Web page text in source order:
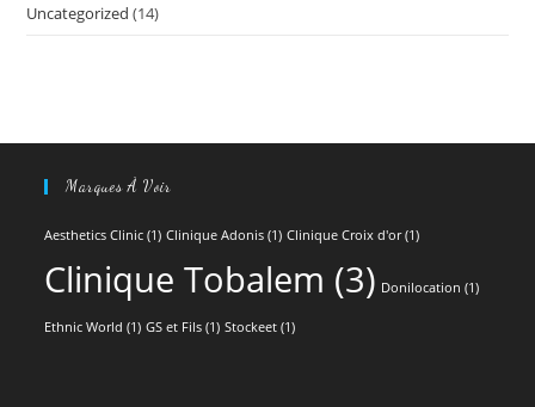
Uncategorized (14)
Marques À Voir
Aesthetics Clinic (1) Clinique Adonis (1) Clinique Croix d'or(1)
Clinique Tobalem (3) Donilocation (1)
Ethnic World (1) GS et Fils (1) Stockeet (1)